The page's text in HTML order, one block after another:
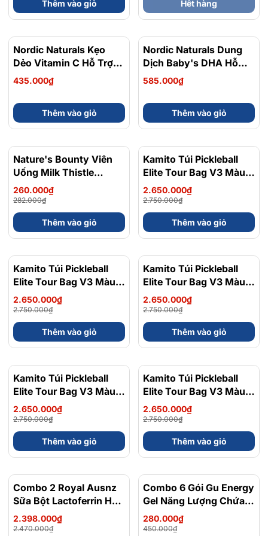
Thêm vào giỏ Hết hàng
Nordic Naturals Kẹo
Dẻo Vitamin C Hỗ Trợ
Bổ Sung Vitamin C Và
Tăng Cường Đề Kháng
Hộp 60 Viên
435.000₫
Thêm vào giỏ
Nordic Naturals Dung
Dịch Baby's DHA Hỗ
Trợ Bổ Sung DHA Cho
Trẻ Sơ Sinh Chai 60ml
585.000₫
Thêm vào giỏ
- 8%
Nature's Bounty Viên
Uống Milk Thistle
Extract Hỗ Trợ Bảo Vệ
Gan Hộp 50 Viên
260.000₫
282.000₫
Thêm vào giỏ
- 4%
Kamito Túi Pickleball
Elite Tour Bag V3 Màu
Xanh Bạc Hà
2.650.000₫
2.750.000₫
Thêm vào giỏ
- 4%
Kamito Túi Pickleball
Elite Tour Bag V3 Màu
Nâu Đất
2.650.000₫
2.750.000₫
Thêm vào giỏ
- 4%
Kamito Túi Pickleball
Elite Tour Bag V3 Màu
Xanh Biển Đậm
2.650.000₫
2.750.000₫
Thêm vào giỏ
- 4%
Kamito Túi Pickleball
Elite Tour Bag V3 Màu
Đỏ
2.650.000₫
2.750.000₫
Thêm vào giỏ
- 4%
Kamito Túi Pickleball
Elite Tour Bag V3 Màu
Đen
2.650.000₫
2.750.000₫
Thêm vào giỏ
- 3%
Combo 2 Royal Ausnz
Sữa Bột Lactoferrin Hỗ
Trợ Tiêu Hóa, Tăng
Cường Miễn Dịch
2.398.000₫
2.470.000₫
- 38%
Combo 6 Gói Gu Energy
Gel Năng Lượng Chứa
Caffein Vị Trái Cây Dễ
Ăn Gói 32 Gam
280.000₫
450.000₫